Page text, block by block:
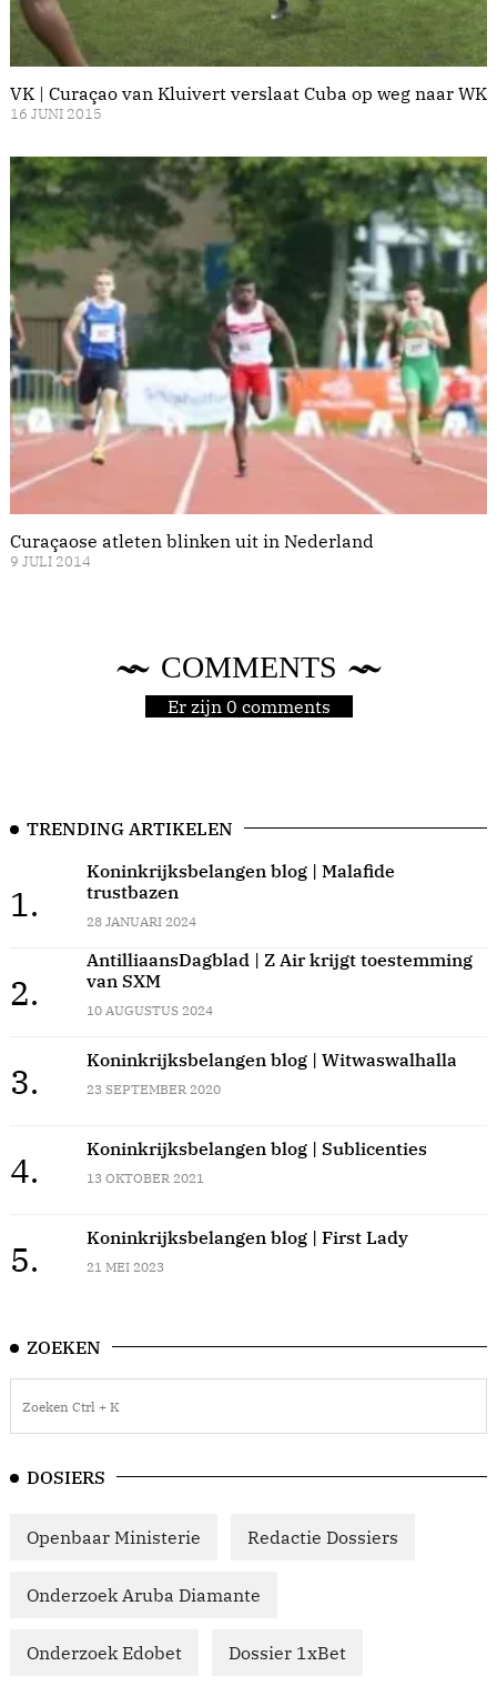
VK | Curaçao van Kluivert verslaat Cuba op weg naar WK
16 JUNI 2015
Curaçaose atleten blinken uit in Nederland
9 JULI 2014
COMMENTS
Er zijn 0 comments
TRENDING ARTIKELEN
1.
Koninkrijksbelangen blog | Malafide
trustbazen
28 JANUARI 2024
2.
AntilliaansDagblad | Z Air krijgt toestemming
van SXM
10 AUGUSTUS 2024
3.
Koninkrijksbelangen blog | Witwaswalhalla
23 SEPTEMBER 2020
4.
Koninkrijksbelangen blog | Sublicenties
13 OKTOBER 2021
5.
Koninkrijksbelangen blog | First Lady
21 MEI 2023
ZOEKEN
DOSIERS
Openbaar Ministerie Redactie Dossiers
Onderzoek Aruba Diamante
Onderzoek Edobet Dossier 1xBet